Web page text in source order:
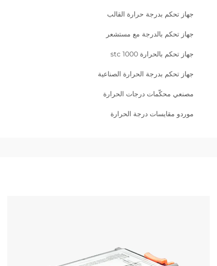
جهاز تحكم بدرجة حرارة القالب
جهاز تحكم بالدرجة مع مستشعر
جهاز تحكم بالحرارة stc 1000
جهاز تحكم بدرجة الحرارة الصناعية
مصنعي محكّمات درجات الحرارة
موردو مقايسات درجة الحرارة